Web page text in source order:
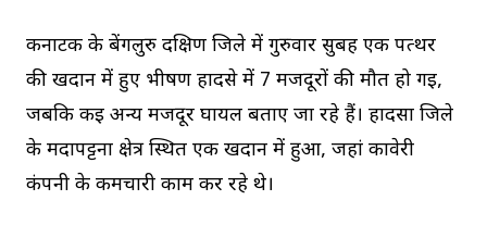
कर्नाटक के बेंगलुरु दक्षिण जिले में गुरुवार सुबह एक पत्थर
की खदान में हुए भीषण हादसे में 7 मजदूरों की मौत हो गई,
जबकि कई अन्य मजदूर घायल बताए जा रहे हैं। हादसा जिले
के मदापट्टना क्षेत्र स्थित एक खदान में हुआ, जहां कावेरी
कंपनी के कर्मचारी काम कर रहे थे।